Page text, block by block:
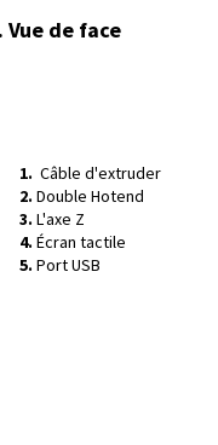
Vue de face
1. Câble d'extruder
2. Double Hotend
3. L'axe Z
4. Écran tactile
5. Port USB